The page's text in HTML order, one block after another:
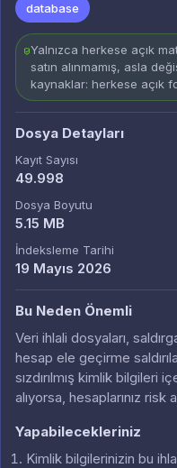
database
Yalnızca herkese açık
satın alınmamış, asla
kaynaklar: herkese açık
Dosya Detayları
Kayıt Sayısı
49.998
Dosya Boyutu
5.15 MB
İndeksleme Tarihi
19 Mayıs 2026
Bu Neden Önemli
Veri ihlali dosyaları,
hesap ele geçirme
sızdırılmış kimlik bilgileri
alıyorsa, hesaplarınız risk
Yapabilecekleriniz
Kimlik bilgilerinizin bu